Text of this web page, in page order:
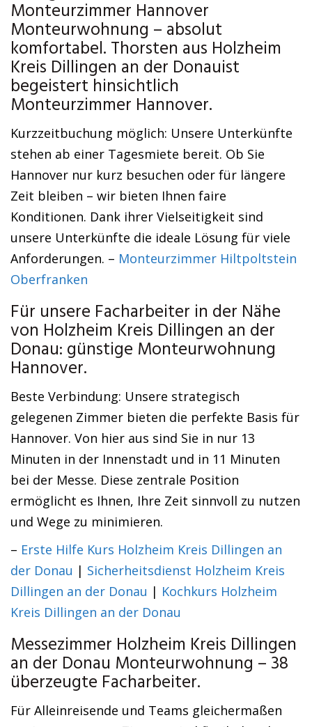
Monteurzimmer Hannover
Monteurwohnung – absolut
komfortabel. Thorsten aus Holzheim
Kreis Dillingen an der Donauist
begeistert hinsichtlich
Monteurzimmer Hannover.
Kurzzeitbuchung möglich: Unsere Unterkünfte
stehen ab einer Tagesmiete bereit. Ob Sie
Hannover nur kurz besuchen oder für längere
Zeit bleiben – wir bieten Ihnen faire
Konditionen. Dank ihrer Vielseitigkeit sind
unsere Unterkünfte die ideale Lösung für viele
Anforderungen. – Monteurzimmer Hiltpoltstein
Oberfranken
Für unsere Facharbeiter in der Nähe
von Holzheim Kreis Dillingen an der
Donau: günstige Monteurwohnung
Hannover.
Beste Verbindung: Unsere strategisch
gelegenen Zimmer bieten die perfekte Basis für
Hannover. Von hier aus sind Sie in nur 13
Minuten in der Innenstadt und in 11 Minuten
bei der Messe. Diese zentrale Position
ermöglicht es Ihnen, Ihre Zeit sinnvoll zu nutzen
und Wege zu minimieren.
– Erste Hilfe Kurs Holzheim Kreis Dillingen an
der Donau | Sicherheitsdienst Holzheim Kreis
Dillingen an der Donau | Kochkurs Holzheim
Kreis Dillingen an der Donau
Messezimmer Holzheim Kreis Dillingen
an der Donau Monteurwohnung – 38
überzeugte Facharbeiter.
Für Alleinreisende und Teams gleichermaßen